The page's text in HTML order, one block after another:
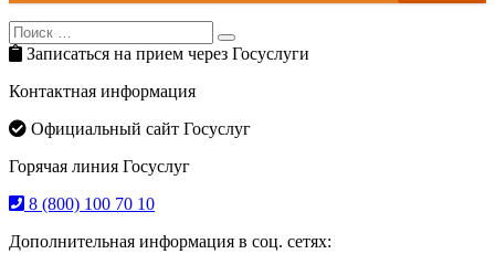
Search
for:
Search
Записаться на прием через Госуслуги
Контактная информация
Официальный сайт Госуслуг
Горячая линия Госуслуг
8 (800) 100 70 10
Дополнительная информация в соц. сетях: